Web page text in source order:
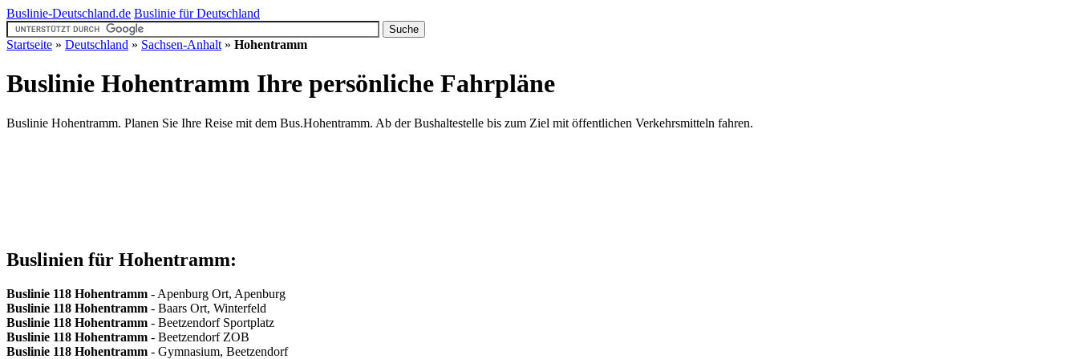
Buslinie-Deutschland.de Buslinie für Deutschland
Startseite » Deutschland » Sachsen-Anhalt » Hohentramm
Buslinie Hohentramm Ihre persönliche Fahrpläne
Buslinie Hohentramm. Planen Sie Ihre Reise mit dem Bus.Hohentramm. Ab der Bushaltestelle bis zum Ziel mit öffentlichen Verkehrsmitteln fahren.
Buslinien für Hohentramm:
Buslinie 118 Hohentramm - Apenburg Ort, Apenburg
Buslinie 118 Hohentramm - Baars Ort, Winterfeld
Buslinie 118 Hohentramm - Beetzendorf Sportplatz
Buslinie 118 Hohentramm - Beetzendorf ZOB
Buslinie 118 Hohentramm - Gymnasium, Beetzendorf